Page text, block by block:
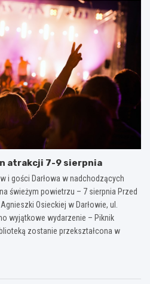
atrakcji 7-9 sierpnia
i gości Darłowa w nadchodzących
świeżym powietrzu – 7 sierpnia Przed
Osieckiej w Darłowie, ul.
wyjątkowe wydarzenie – Piknik
zostanie przekształcona w